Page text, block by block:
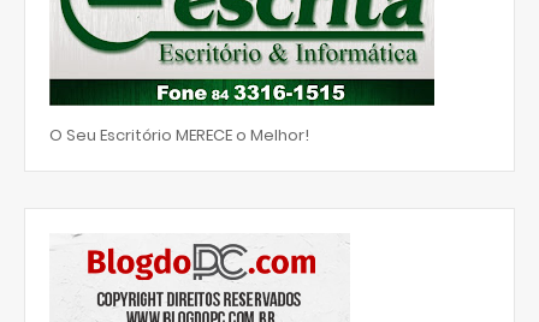
O Seu Escritório MERECE o Melhor!